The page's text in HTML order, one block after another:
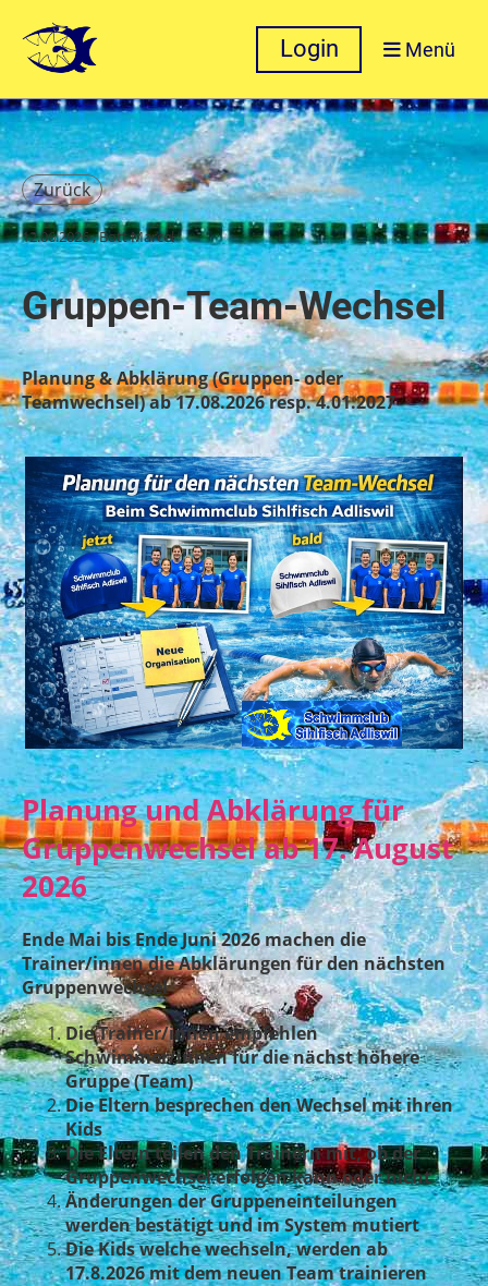
Login Menü
Zurück
12.06.2026, Bott Marcel
Gruppen-Team-Wechsel
Planung & Abklärung (Gruppen- oder
Teamwechsel) ab 17.08.2026 resp. 4.01.2027
Planung und Abklärung für
Gruppenwechsel ab 17. August
2026
Ende Mai bis Ende Juni 2026 machen die
Trainer/innen die Abklärungen für den nächsten
Gruppenwechsel
Die Trainer/innen empfehlen
Schwimmer/innen für die nächst höhere
Gruppe (Team)
Die Eltern besprechen den Wechsel mit ihren
Kids
Die Eltern teilen den Trainern mit, ob der
Gruppenwechsel erfolgen kann oder nicht
Änderungen der Gruppeneinteilungen
werden bestätigt und im System mutiert
Die Kids welche wechseln, werden ab
17.8.2026 mit dem neuen Team trainieren